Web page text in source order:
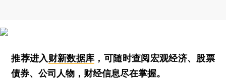
推荐进入财新数据库 ，可随时查阅宏观经济、股票
债券、公司人物，财经信息尽在掌握。